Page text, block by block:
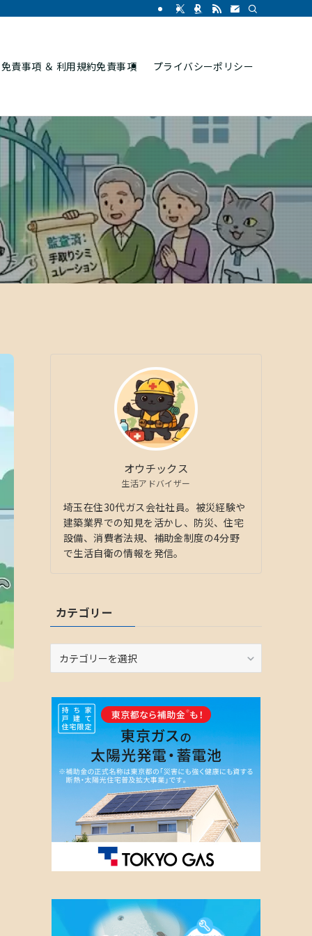
免責事項 ＆ 利用規約免責事項 プライバシーポリシー
オウチックス
生活アドバイザー
埼玉在住30代ガス会社社員。被災経験や
建築業界での知見を活かし、防災、住宅
設備、消費者法規、補助金制度の4分野
で生活自衛の情報を発信。
カテゴリー
リ